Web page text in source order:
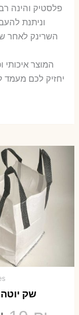
פלסטיק והינה
וניתנת
השרינק לאחר
המוצר איכותי
יחזיק לכם מעמד
שק